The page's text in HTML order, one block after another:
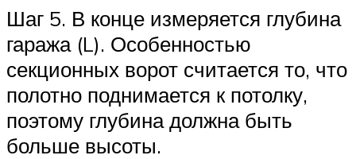
Шаг 5. В конце измеряется глубина
гаража (L). Особенностью
секционных ворот считается то, что
полотно поднимается к потолку,
поэтому глубина должна быть
больше высоты.